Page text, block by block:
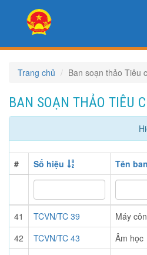
Trang chủ Ban soạn thảo Tiêu
BAN SOẠN THẢO TIÊU
# Số hiệu Tên
41 TCVN/TC 39
Máy
42
TCVN/TC 43
Âm học